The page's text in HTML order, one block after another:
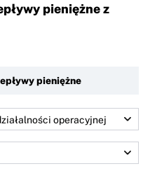
pieniężne z
pieniężne